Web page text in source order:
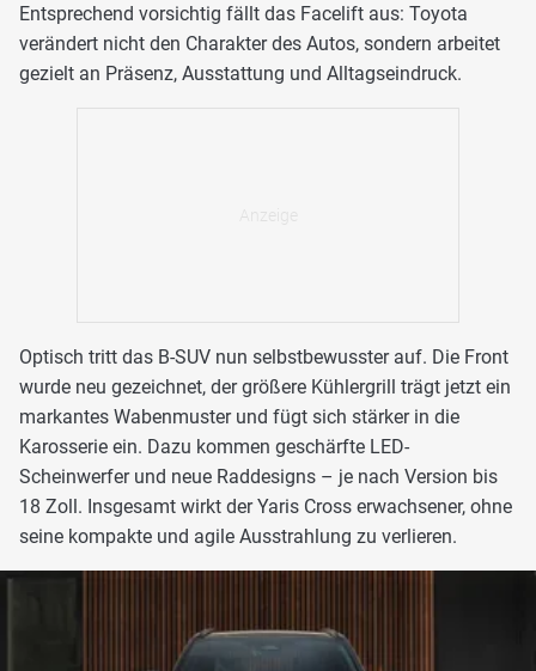
Entsprechend vorsichtig fällt das Facelift aus: Toyota
verändert nicht den Charakter des Autos, sondern arbeitet
gezielt an Präsenz, Ausstattung und Alltagseindruck.
Optisch tritt das B-SUV nun selbstbewusster auf. Die Front
wurde neu gezeichnet, der größere Kühlergrill trägt jetzt ein
markantes Wabenmuster und fügt sich stärker in die
Karosserie ein. Dazu kommen geschärfte LED-
Scheinwerfer und neue Raddesigns – je nach Version bis
18 Zoll. Insgesamt wirkt der Yaris Cross erwachsener, ohne
seine kompakte und agile Ausstrahlung zu verlieren.